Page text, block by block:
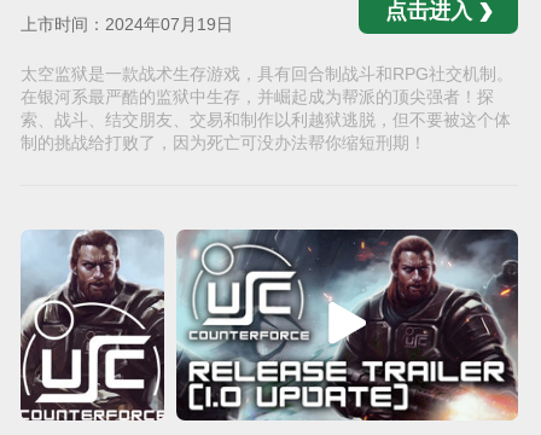
上市时间：2024年07月19日
点击进入
太空监狱是一款战术生存游戏，具有回合制战斗和RPG社交机制。
在银河系最严酷的监狱中生存，并崛起成为帮派的顶尖强者！探
索、战斗、结交朋友、交易和制作以利越狱逃脱，但不要被这个体
制的挑战给打败了，因为死亡可没办法帮你缩短刑期！